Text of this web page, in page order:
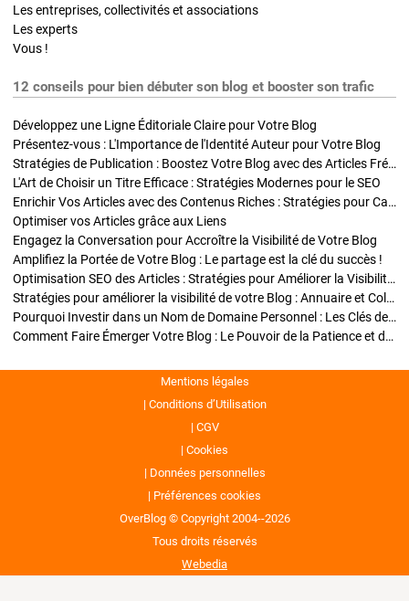
Les entreprises, collectivités et associations
Les experts
Vous !
12 conseils pour bien débuter son blog et booster son trafic
Développez une Ligne Éditoriale Claire pour Votre Blog
Présentez-vous : L'Importance de l'Identité Auteur pour Votre Blog
Stratégies de Publication : Boostez Votre Blog avec des Articles Fréquents et Exclusifs
L'Art de Choisir un Titre Efficace : Stratégies Modernes pour le SEO
Enrichir Vos Articles avec des Contenus Riches : Stratégies pour Captiver et Optimiser
Optimiser vos Articles grâce aux Liens
Engagez la Conversation pour Accroître la Visibilité de Votre Blog
Amplifiez la Portée de Votre Blog : Le partage est la clé du succès !
Optimisation SEO des Articles : Stratégies pour Améliorer la Visibilité de Votre Blog
Stratégies pour améliorer la visibilité de votre Blog : Annuaire et Collaborations
Pourquoi Investir dans un Nom de Domaine Personnel : Les Clés de la Réussite de Votre Blog
Comment Faire Émerger Votre Blog : Le Pouvoir de la Patience et de la Persévérance
Mentions légales
Conditions d’Utilisation
CGV
Cookies
Données personnelles
Préférences cookies
OverBlog © Copyright 2004--2026
Tous droits réservés
Webedia